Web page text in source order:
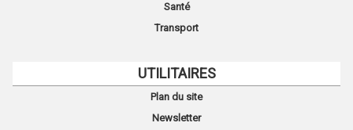
Santé
Transport
UTILITAIRES
Plan du site
Newsletter